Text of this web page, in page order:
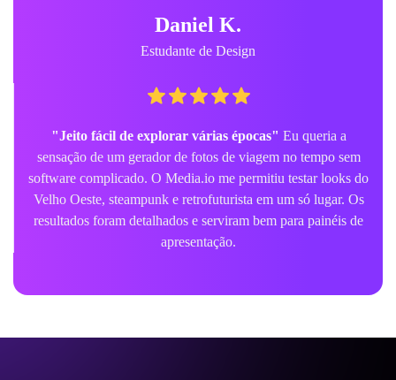
Daniel K.
Estudante de Design
"Jeito fácil de explorar várias épocas" Eu queria a
sensação de um gerador de fotos de viagem no tempo sem
software complicado. O Media.io me permitiu testar looks do
Velho Oeste, steampunk e retrofuturista em um só lugar. Os
resultados foram detalhados e serviram bem para painéis de
apresentação.